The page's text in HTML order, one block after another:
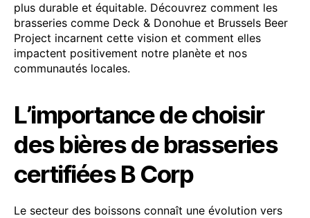
plus durable et équitable. Découvrez comment les
brasseries comme Deck & Donohue et Brussels Beer
Project incarnent cette vision et comment elles
impactent positivement notre planète et nos
communautés locales.
L’importance de choisir
des bières de brasseries
certifiées B Corp
Le secteur des boissons connaît une évolution vers